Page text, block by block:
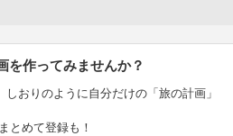
を作ってみませんか？
おりのように自分だけの「旅の計画」
とめて登録も！